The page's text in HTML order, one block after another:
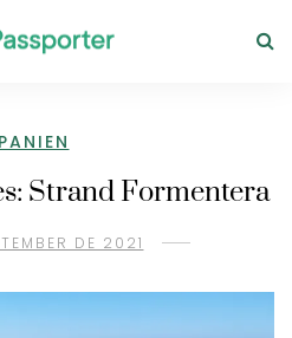
Strand Formentera
DE 2021